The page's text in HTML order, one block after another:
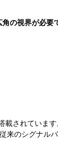
の視界が必要
されていま
来のシグナル